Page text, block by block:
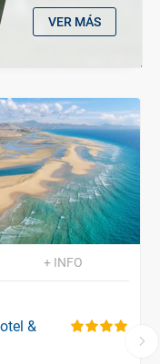
VER MÁS
+ INFO
&